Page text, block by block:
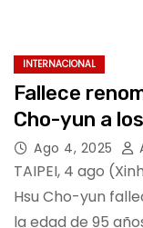
INTERNACIONAL
Fallece
Cho-yun a
Ago 4, 2025
TAIPEI, 4 ago
Hsu Cho-yun
la edad de 95